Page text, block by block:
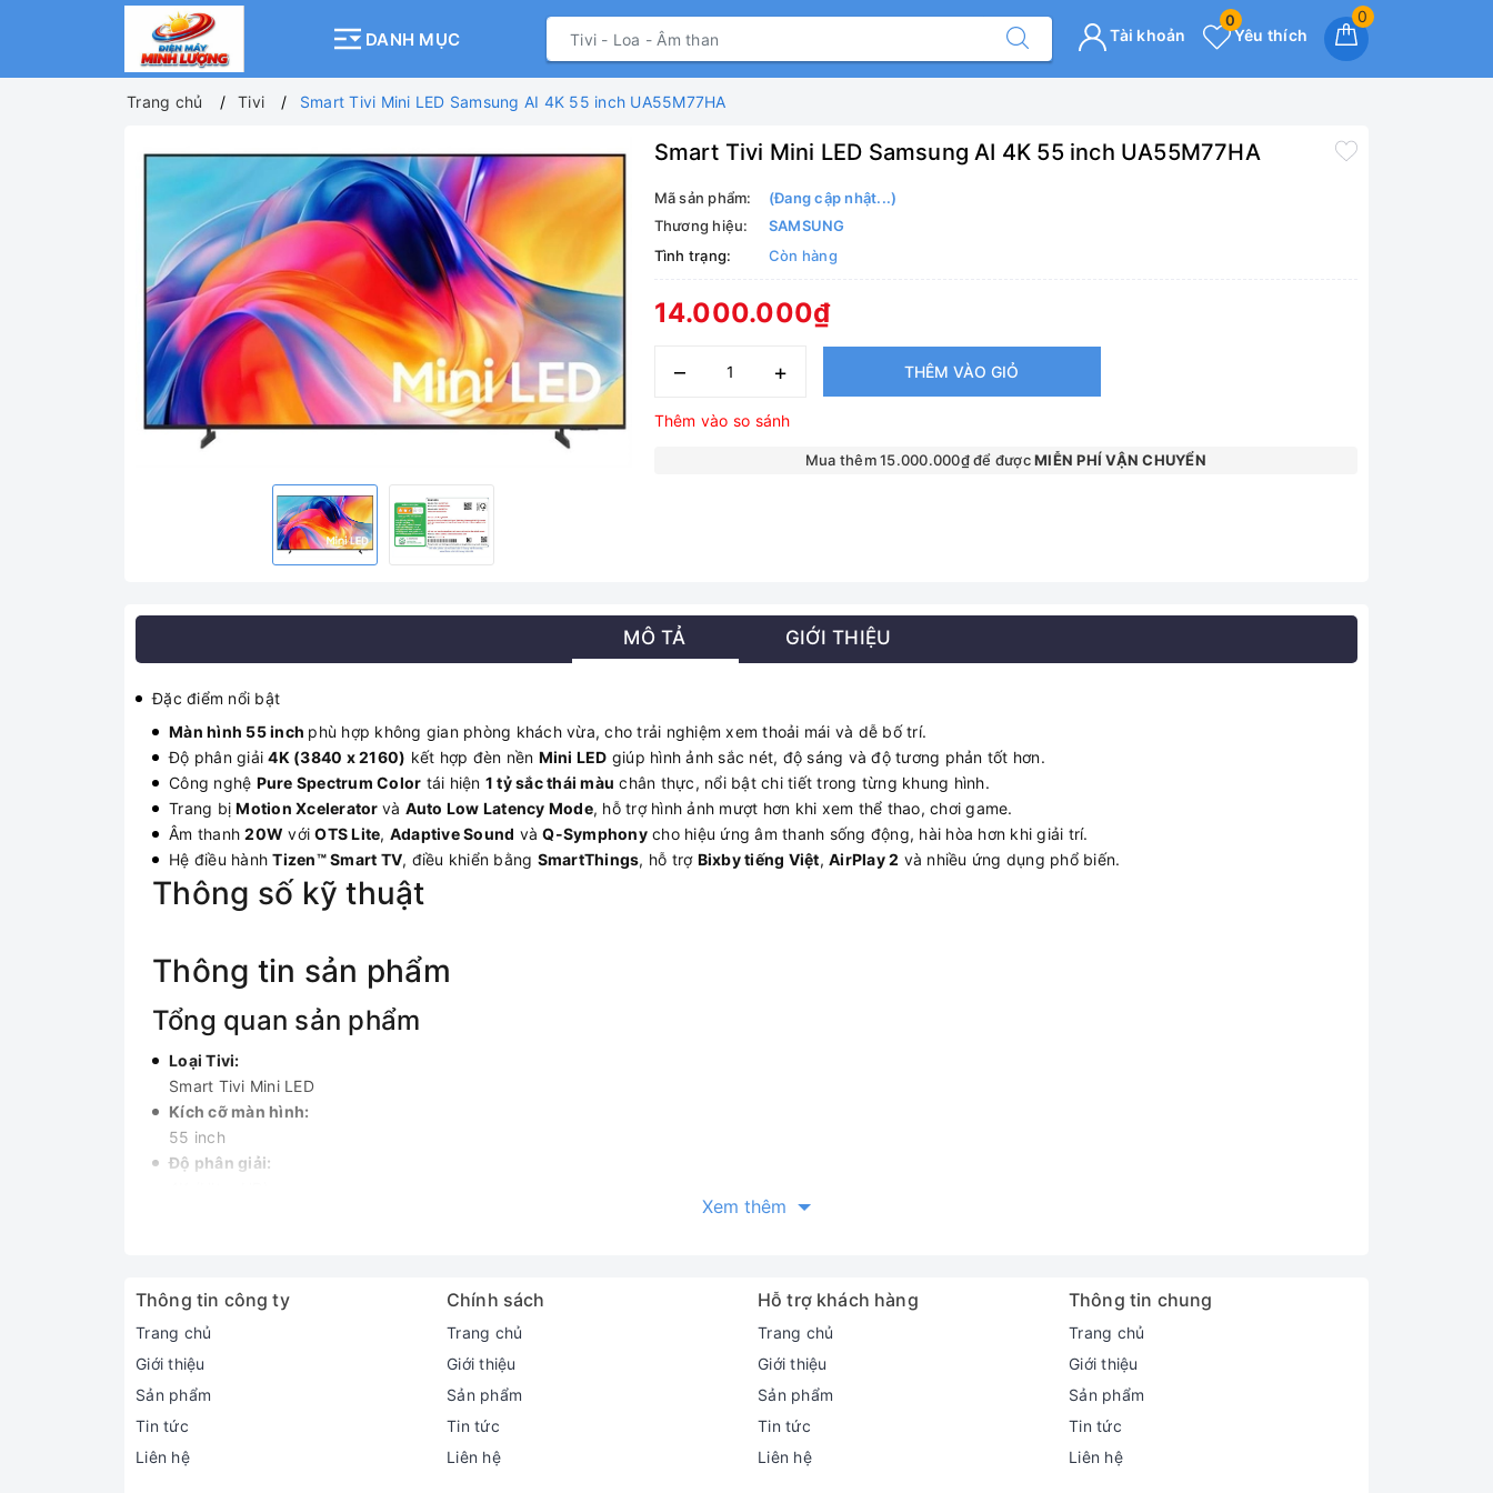
DANH MỤC
0
Yêu thích
0
Tài khoản
Trang chủ Tivi Smart Tivi Mini LED Samsung AI 4K 55 inch UA55M77HA
Smart Tivi Mini LED Samsung AI 4K 55 inch UA55M77HA
Mã sản phẩm:
(Đang cập nhật...)
Thương hiệu:
SAMSUNG
Tình trạng:
Còn hàng
14.000.000₫
– + THÊM VÀO GIỎ
Thêm vào so sánh
Mua thêm 15.000.000₫ để đượcMIỄN PHÍ VẬN CHUYỂN
MÔ TẢ GIỚI THIỆU
Đặc điểm nổi bật
Màn hình 55 inch phù hợp không gian phòng khách vừa, cho trải nghiệm xem thoải mái và dễ bố trí.
Độ phân giải 4K (3840 x 2160) kết hợp đèn nền Mini LED giúp hình ảnh sắc nét, độ sáng và độ tương phản tốt hơn.
Công nghệ Pure Spectrum Color tái hiện 1 tỷ sắc thái màu chân thực, nổi bật chi tiết trong từng khung hình.
Trang bị Motion Xcelerator và Auto Low Latency Mode, hỗ trợ hình ảnh mượt hơn khi xem thể thao, chơi game.
Âm thanh 20W với OTS Lite, Adaptive Sound và Q-Symphony cho hiệu ứng âm thanh sống động, hài hòa hơn khi giải trí.
Hệ điều hành Tizen™ Smart TV, điều khiển bằng SmartThings, hỗ trợ Bixby tiếng Việt, AirPlay 2 và nhiều ứng dụng phổ biến.
Thông số kỹ thuật
Thông tin sản phẩm
Tổng quan sản phẩm
Loại Tivi:
Smart Tivi Mini LED
Kích cỡ màn hình:
55 inch
Độ phân giải:
Tizen™
RAM:
Hãng không công bố
ROM (Bộ nhớ lưu trữ):
Hãng không công bố
Chất liệu chân đế:
Chất liệu viền tivi:
Xem thêm
Thông tin công ty
Trang chủ
Giới thiệu
Sản phẩm
Tin tức
Liên hệ
Chính sách
Trang chủ
Giới thiệu
Sản phẩm
Tin tức
Liên hệ
Hỗ trợ khách hàng
Trang chủ
Giới thiệu
Sản phẩm
Tin tức
Liên hệ
Thông tin chung
Trang chủ
Giới thiệu
Sản phẩm
Tin tức
Liên hệ